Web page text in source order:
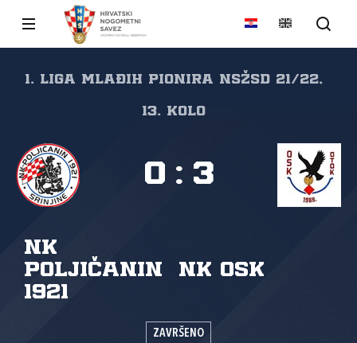
1. liga mlađih pionira NSŽSD 21/22,
13. kolo
NK
Poljičanin
1921
NK OSK
0 : 3
ZAVRŠENO